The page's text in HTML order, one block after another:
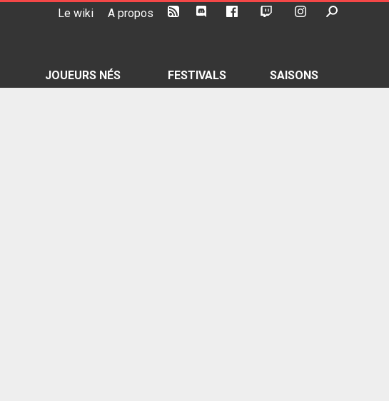
Le wiki A propos
JOUEURS NÉS FESTIVALS SAISONS